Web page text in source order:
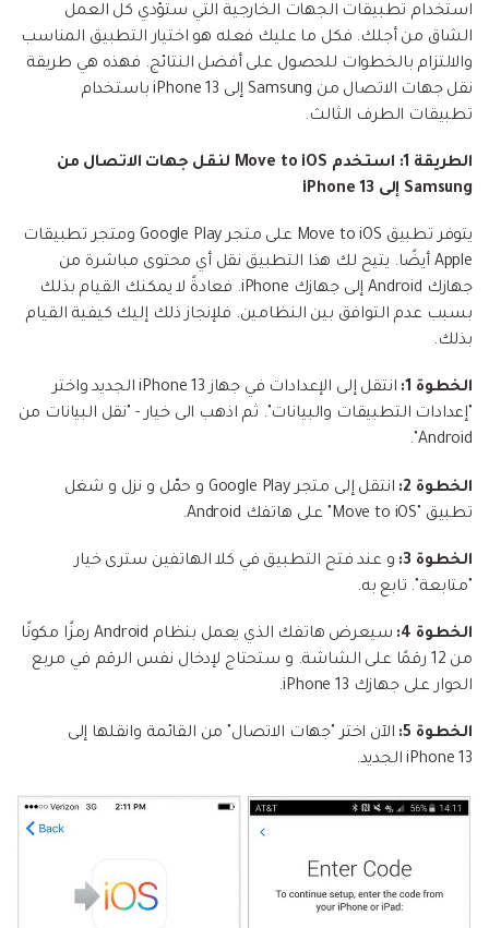
استخدام تطبيقات الجهات الخارجية التي ستؤدي كل العمل
الشاق من أجلك. فكل ما عليك فعله هو اختيار التطبيق المناسب
والالتزام بالخطوات للحصول على أفضل النتائج. فهذه هي طريقة
نقل جهات الاتصال من Samsung إلى iPhone 13 باستخدام
تطبيقات الطرف الثالث.
الطريقة 1: استخدم Move to iOS لنقل جهات الاتصال من
Samsung إلى iPhone 13
يتوفر تطبيق Move to iOS على متجر Google Play ومتجر تطبيقات
Apple أيضًا. يتيح لك هذا التطبيق نقل أي محتوى مباشرة من
جهازك Android إلى جهازك iPhone. فعادةً لا يمكنك القيام بذلك
بسبب عدم التوافق بين النظامين. فلإنجاز ذلك إليك كيفية القيام
بذلك.
الخطوة 1:
انتقل إلى الإعدادات في جهاز iPhone 13 الجديد واختر
"إعدادات التطبيقات والبيانات". ثم اذهب الى خيار - "نقل البيانات من
Android".
الخطوة 2:
انتقل إلى متجر Google Play و حمّل و نزل و شغل
تطبيق "Move to iOS" على هاتفك Android.
الخطوة 3:
و عند فتح التطبيق في كلا الهاتفين سترى خيار
"متابعة". تابع به.
الخطوة 4:
سيعرض هاتفك الذي يعمل بنظام Android رمزًا مكونًا
من 12 رقمًا على الشاشة. و ستحتاج لإدخال نفس الرقم في مربع
الحوار على جهازك iPhone 13.
الخطوة 5:
الآن اختر "جهات الاتصال" من القائمة وانقلها إلى
iPhone 13 الجديد.